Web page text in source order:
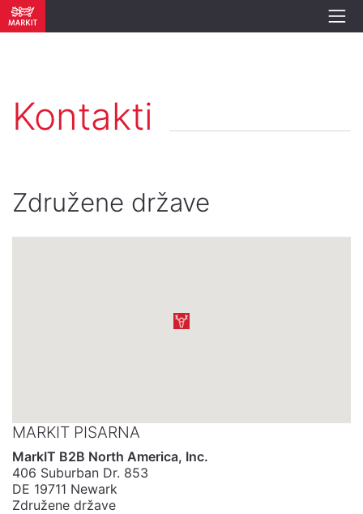
Kontakti
Združene države
MARKIT PISARNA
MarkIT B2B North America, Inc.
406 Suburban Dr. 853
DE 19711 Newark
Združene države